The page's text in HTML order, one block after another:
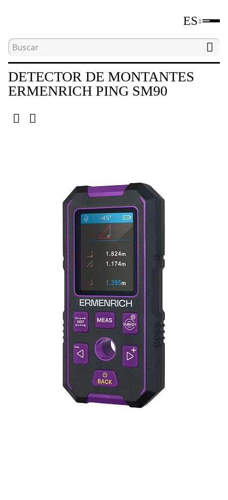
ES
Inicio
DETECTOR DE MONTANTES
ERMENRICH PING SM90